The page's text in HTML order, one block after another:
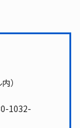
）
1032-